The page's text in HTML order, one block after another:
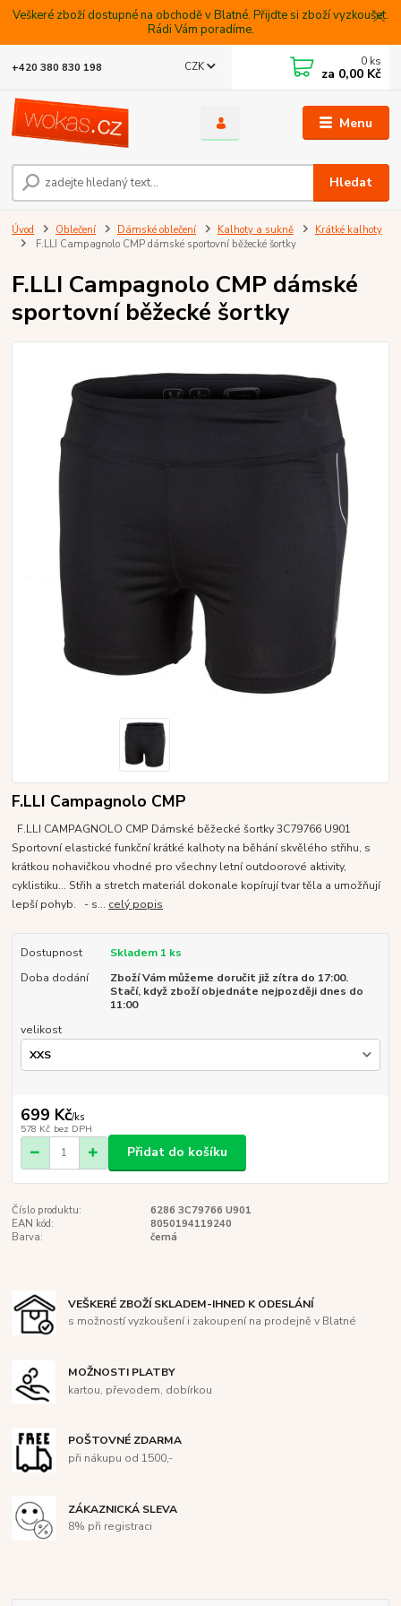
Veškeré zboží dostupné na obchodě v Blatné. Přijdte si zboží vyzkoušet.
Rádi Vám poradíme.
Menu
CZK
Hledat
+420 380 830 198 0 ks
za 0,00 Kč
Úvod Oblečení Dámské oblečení Kalhoty a sukně
Krátké kalhoty
F.LLI Campagnolo CMP dámské sportovní běžecké šortky
F.LLI Campagnolo CMP dámské
sportovní běžecké šortky
F.LLI Campagnolo CMP
F.LLI CAMPAGNOLO CMP Dámské běžecké šortky 3C79766 U901
Sportovní elastické funkční krátké kalhoty na běhání skvělého střihu, s
krátkou nohavičkou vhodné pro všechny letní outdoorové aktivity,
cyklistiku... Střih a stretch materiál dokonale kopírují tvar těla a umožňují
lepší pohyb. - s... celý popis
Dostupnost
Skladem 1 ks
Doba dodání
Zboží Vám můžeme doručit již zítra do 17:00.
Stačí, když zboží objednáte nejpozději dnes do
11:00
velikost
699 Kč/ks
578 Kč bez DPH
Přidat do košíku
Číslo produktu:
6286 3C79766 U901
EAN kód:
8050194119240
Barva:
černá
VEŠKERÉ ZBOŽÍ SKLADEM-IHNED K ODESLÁNÍ
s možností vyzkoušení i zakoupení na prodejně v Blatné
MOŽNOSTI PLATBY
kartou, převodem, dobírkou
POŠTOVNÉ ZDARMA
při nákupu od 1500,-
ZÁKAZNICKÁ SLEVA
8% při registraci